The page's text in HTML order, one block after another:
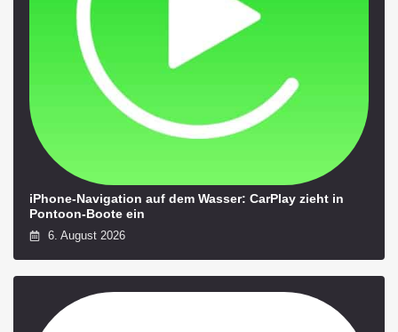
iPhone-Navigation auf dem Wasser: CarPlay zieht in
Pontoon-Boote ein
6. August 2026